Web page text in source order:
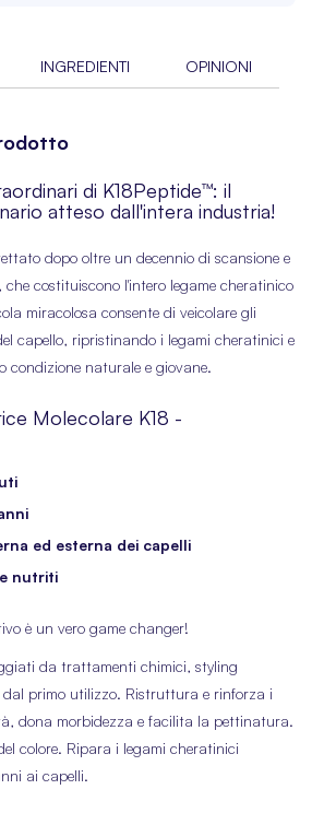
INGREDIENTI OPINIONI
di K18Peptide™: il
atteso dall'intera industria!
dopo oltre un decennio di scansione e
che costituiscono l'intero legame cheratinico
miracolosa consente di veicolare gli
capello, ripristinando i legami cheratinici e
condizione naturale e giovane.
Molecolare K18 -
ed esterna dei capelli
nutriti
è un vero game changer!
da trattamenti chimici, styling
primo utilizzo. Ristruttura e rinforza i
dona morbidezza e facilita la pettinatura.
colore. Ripara i legami cheratinici
ai capelli.